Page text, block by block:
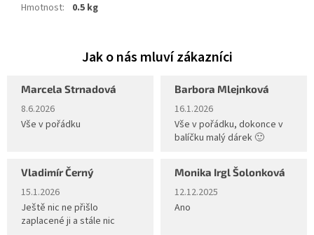
Hmotnost: 0.5 kg
Marcela Strnadová
Hodnocení obchodu je 5 z 5 hvězdiček.
8.6.2026
Vše v pořádku
Barbora Mlejnková
Hodnocení obchodu je 5 z 5
16.1.2026
Vše v pořádku, dokonce v
balíčku malý dárek 🙂
Vladimír Černý
Hodnocení obchodu je 5 z 5 hvězdiček.
15.1.2026
Ještě nic ne přišlo
zaplacené ji a stále nic
Monika Irgl Šolonková
Hodnocení obchodu je 5 z 5
12.12.2025
Ano